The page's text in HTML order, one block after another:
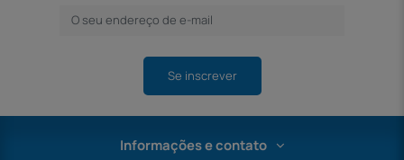
Se inscrever
Informações e contato